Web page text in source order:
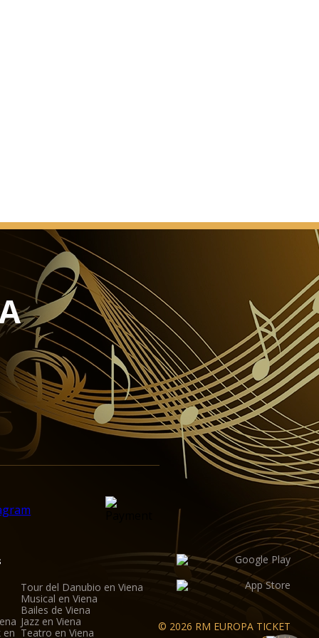
en
Tour del Danubio en Viena
Musical en Viena
Bailes de Viena
Jazz en Viena
Teatro en Viena
© 2026 RM EUROPA TICKET